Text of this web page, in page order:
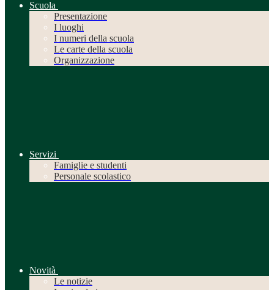
Scuola
Presentazione
I luoghi
I numeri della scuola
Le carte della scuola
Organizzazione
Servizi
Famiglie e studenti
Personale scolastico
Novità
Le notizie